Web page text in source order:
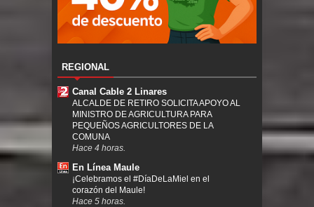
REGIONAL
Canal Cable 2 Linares
ALCALDE DE RETIRO SOLICITA APOYO AL
MINISTRO DE AGRICULTURA PARA
PEQUEÑOS AGRICULTORES DE LA
COMUNA
Hace 4 horas.
En Línea Maule
¡Celebramos el #DíaDeLaMiel en el
corazón del Maule!
Hace 5 horas.